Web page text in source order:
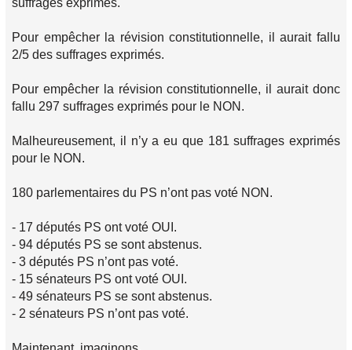
suffrages exprimés.
Pour empêcher la révision constitutionnelle, il aurait fallu
2/5 des suffrages exprimés.
Pour empêcher la révision constitutionnelle, il aurait donc
fallu 297 suffrages exprimés pour le NON.
Malheureusement, il n’y a eu que 181 suffrages exprimés
pour le NON.
180 parlementaires du PS n’ont pas voté NON.
- 17 députés PS ont voté OUI.
- 94 députés PS se sont abstenus.
- 3 députés PS n’ont pas voté.
- 15 sénateurs PS ont voté OUI.
- 49 sénateurs PS se sont abstenus.
- 2 sénateurs PS n’ont pas voté.